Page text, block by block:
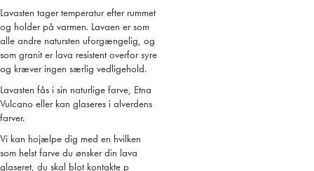
Lavasten tager temperatur efter rummet
og holder på varmen. Lavaen er som
alle andre natursten uforgængelig, og
som granit er lava resistent overfor syre
og kræver ingen særlig vedligehold.
Lavasten fås i sin naturlige farve, Etna
Vulcano eller kan glaseres i alverdens
farver.
Vi kan hojælpe dig med en hvilken
som helst farve du ønsker din lava
glaseret, du skal blot kontakte p